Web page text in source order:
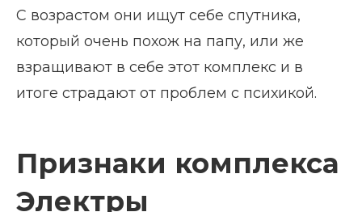
С возрастом они ищут себе спутника,
который очень похож на папу, или же
взращивают в себе этот комплекс и в
итоге страдают от проблем с психикой.
Признаки комплекса
Электры